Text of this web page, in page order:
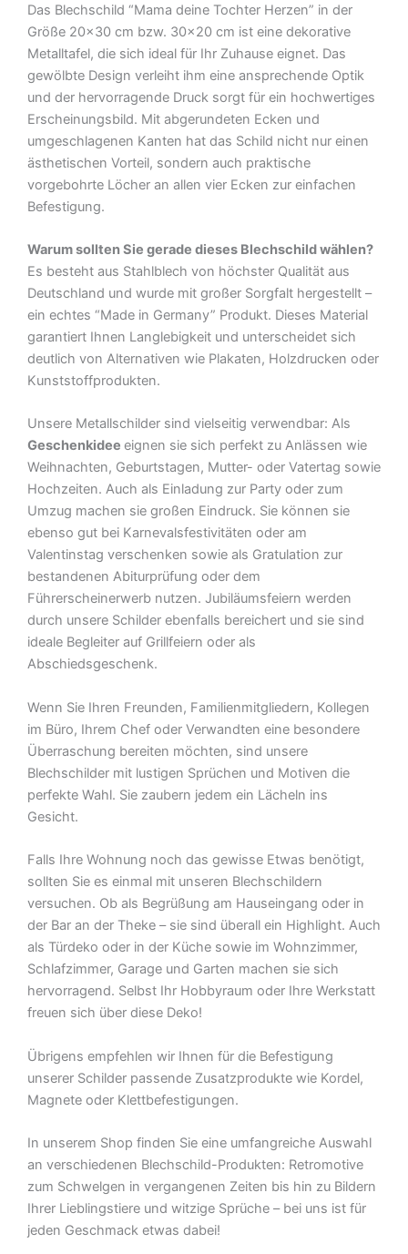
Blechschild
Menge
Das Blechschild “Mama deine Tochter Herzen” in der
Größe 20×30 cm bzw. 30×20 cm ist eine dekorative
Metalltafel, die sich ideal für Ihr Zuhause eignet. Das
gewölbte Design verleiht ihm eine ansprechende Optik
und der hervorragende Druck sorgt für ein hochwertiges
Erscheinungsbild. Mit abgerundeten Ecken und
umgeschlagenen Kanten hat das Schild nicht nur einen
ästhetischen Vorteil, sondern auch praktische
vorgebohrte Löcher an allen vier Ecken zur einfachen
Befestigung.
Warum sollten Sie gerade dieses Blechschild wählen?
Es besteht aus Stahlblech von höchster Qualität aus
Deutschland und wurde mit großer Sorgfalt hergestellt –
ein echtes “Made in Germany” Produkt. Dieses Material
garantiert Ihnen Langlebigkeit und unterscheidet sich
deutlich von Alternativen wie Plakaten, Holzdrucken oder
Kunststoffprodukten.
Unsere Metallschilder sind vielseitig verwendbar: Als
Geschenkidee eignen sie sich perfekt zu Anlässen wie
Weihnachten, Geburtstagen, Mutter- oder Vatertag sowie
Hochzeiten. Auch als Einladung zur Party oder zum
Umzug machen sie großen Eindruck. Sie können sie
ebenso gut bei Karnevalsfestivitäten oder am
Valentinstag verschenken sowie als Gratulation zur
bestandenen Abiturprüfung oder dem
Führerscheinerwerb nutzen. Jubiläumsfeiern werden
durch unsere Schilder ebenfalls bereichert und sie sind
ideale Begleiter auf Grillfeiern oder als
Abschiedsgeschenk.
Wenn Sie Ihren Freunden, Familienmitgliedern, Kollegen
im Büro, Ihrem Chef oder Verwandten eine besondere
Überraschung bereiten möchten, sind unsere
Blechschilder mit lustigen Sprüchen und Motiven die
perfekte Wahl. Sie zaubern jedem ein Lächeln ins
Gesicht.
Falls Ihre Wohnung noch das gewisse Etwas benötigt,
sollten Sie es einmal mit unseren Blechschildern
versuchen. Ob als Begrüßung am Hauseingang oder in
der Bar an der Theke – sie sind überall ein Highlight. Auch
als Türdeko oder in der Küche sowie im Wohnzimmer,
Schlafzimmer, Garage und Garten machen sie sich
hervorragend. Selbst Ihr Hobbyraum oder Ihre Werkstatt
freuen sich über diese Deko!
Übrigens empfehlen wir Ihnen für die Befestigung
unserer Schilder passende Zusatzprodukte wie Kordel,
Magnete oder Klettbefestigungen.
In unserem Shop finden Sie eine umfangreiche Auswahl
an verschiedenen Blechschild-Produkten: Retromotive
zum Schwelgen in vergangenen Zeiten bis hin zu Bildern
Ihrer Lieblingstiere und witzige Sprüche – bei uns ist für
jeden Geschmack etwas dabei!